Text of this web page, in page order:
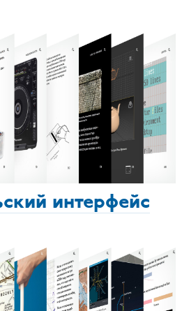
интерфейс